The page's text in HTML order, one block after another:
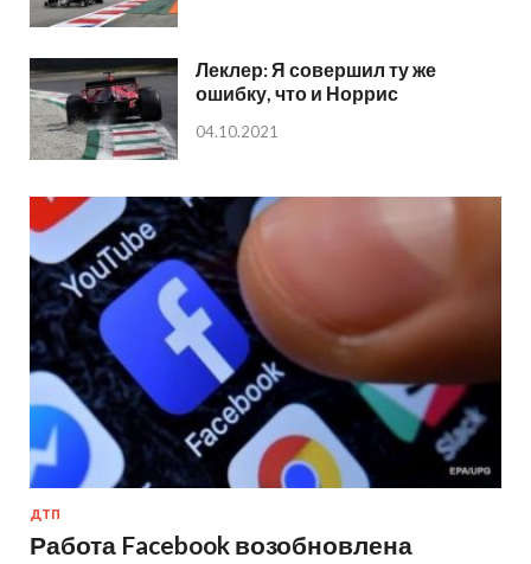
Леклер: Я совершил ту же
ошибку, что и Норрис
04.10.2021
ДТП
Работа Facebook возобновлена